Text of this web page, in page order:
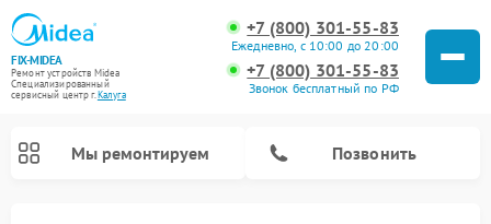
FIX-MIDEA
Ремонт устройств Midea
Специализированный
cервисный центр г.Калуга
+7 (800) 301-55-83
Ежедневно, с 10:00 до 20:00
+7 (800) 301-55-83
Звонок бесплатный по РФ
Мы ремонтируем Позвонить